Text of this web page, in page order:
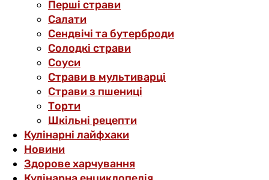
Перші страви
Салати
Сендвічі та бутерброди
Солодкі страви
Соуси
Страви в мультиварці
Страви з пшениці
Торти
Шкільні рецепти
Кулінарні лайфхаки
Новини
Здорове харчування